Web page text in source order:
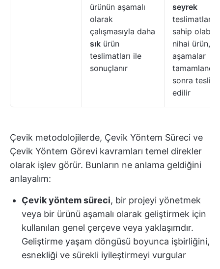
ürünün aşamalı
olarak
çalışmasıyla daha
sık ürün
teslimatları ile
sonuçlanır
seyrek
teslimatlara
sahip
nihai ürün,
aşamalar
sonra teslim
edilir
Çevik metodolojilerde, Çevik Yöntem Süreci ve
Çevik Yöntem Görevi kavramları temel direkler
olarak işlev görür. Bunların ne anlama geldiğini
anlayalım:
Çevik yöntem süreci, bir projeyi yönetmek
veya bir ürünü aşamalı olarak geliştirmek için
kullanılan genel çerçeve veya yaklaşımdır.
Geliştirme yaşam döngüsü boyunca işbirliğini,
esnekliği ve sürekli iyileştirmeyi vurgular